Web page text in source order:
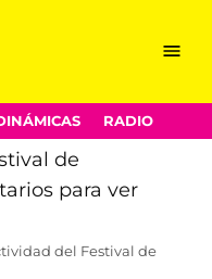
Menu
RADIO
del Festival de